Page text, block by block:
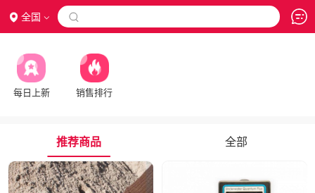
全国 
每日上新 销售排行
推荐商品 全部